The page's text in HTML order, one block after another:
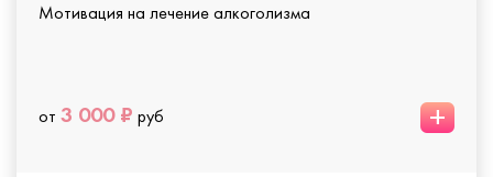
Мотивация на лечение алкоголизма
от 3 000 ₽ руб +